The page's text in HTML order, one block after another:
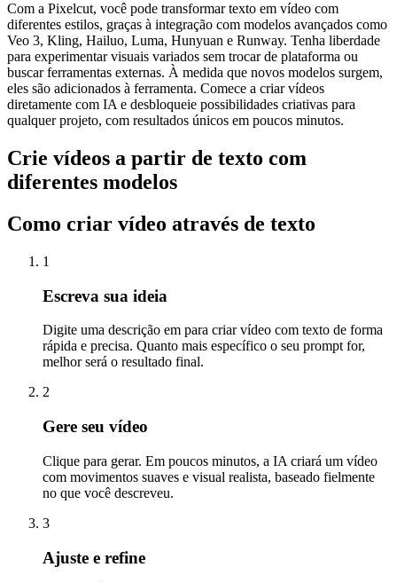
Com a Pixelcut, você pode transformar texto em vídeo com
diferentes estilos, graças à integração com modelos avançados como
Veo 3, Kling, Hailuo, Luma, Hunyuan e Runway. Tenha liberdade
para experimentar visuais variados sem trocar de plataforma ou
buscar ferramentas externas. À medida que novos modelos surgem,
eles são adicionados à ferramenta. Comece a criar vídeos
diretamente com IA e desbloqueie possibilidades criativas para
qualquer projeto, com resultados únicos em poucos minutos.
Crie vídeos a partir de texto com
diferentes modelos
Como criar vídeo através de texto
1
Escreva sua ideia
Digite uma descrição em para criar vídeo com texto de forma
rápida e precisa. Quanto mais específico o seu prompt for,
melhor será o resultado final.
2
Gere seu vídeo
Clique para gerar. Em poucos minutos, a IA criará um vídeo
com movimentos suaves e visual realista, baseado fielmente
no que você descreveu.
3
Ajuste e refine